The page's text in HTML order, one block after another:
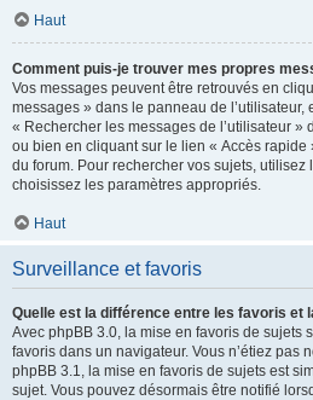
Haut
Comment puis-je trouver mes propres
Vos messages peuvent être retrouvés en
messages » dans le panneau de l’utilisateur,
« Rechercher les messages de l’utilisateur »
ou bien en cliquant sur le lien « Accès rapide
du forum. Pour rechercher vos sujets,
choisissez les paramètres appropriés.
Haut
Surveillance et favoris
Quelle est la différence entre les favoris et
Avec phpBB 3.0, la mise en favoris de sujets
favoris dans un navigateur. Vous n’étiez pas
phpBB 3.1, la mise en favoris de sujets est
sujet. Vous pouvez désormais être notifié